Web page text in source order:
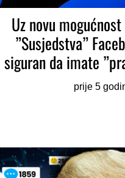
Uz novu
”Susjedstva”
siguran da imate
prije 5